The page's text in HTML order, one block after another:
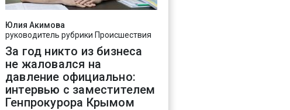
Юлия Акимова
руководитель рубрики Происшествия
За год никто из бизнеса
не жаловался на
давление официально:
интервью с заместителем
Генпрокурора Крымом